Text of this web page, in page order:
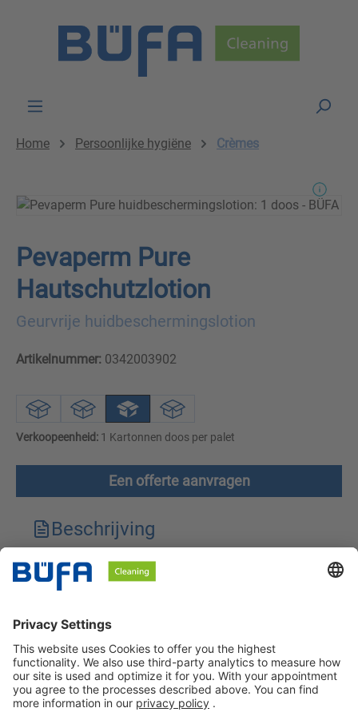
Home Persoonlijke hygiëne Crèmes
Pevaperm Pure
Hautschutzlotion
Geurvrije huidbeschermingslotion
Artikelnummer: 0342003902
Verkoopeenheid: 1 Kartonnen doos per palet
Een offerte aanvragen
Beschrijving
Technische kenmerken
Veiligheidsinstructies